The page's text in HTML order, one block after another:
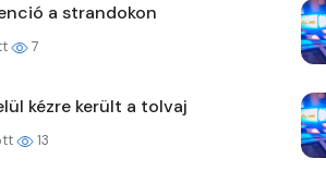
a strandokon
7
kézre került a tolvaj
13